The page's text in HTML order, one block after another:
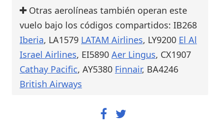
Otras aerolíneas también operan este
vuelo bajo los códigos compartidos: IB268
Iberia, LA1579 LATAM Airlines, LY9200 El Al
Israel Airlines, EI5890 Aer Lingus, CX1907
Cathay Pacific, AY5380 Finnair, BA4246
British Airways